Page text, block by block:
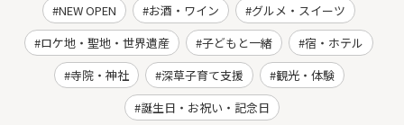
NEW OPEN お酒・ワイン
グルメ・スイーツ
ロケ地・聖地・世界遺産
子どもと一緒
宿・ホテル
寺院・神社
深草子育て支援
観光・体験
誕生日・お祝い・記念日